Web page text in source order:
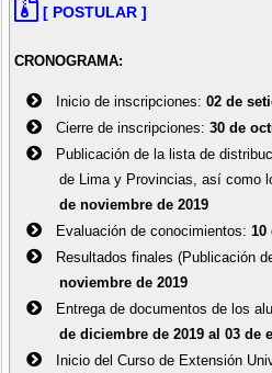
✓ Ingeniería de Minas
✓ Ingeniería Metalúrgica
Supervisión de Electricidad
✓ Ingeniería Civil
✓ Ingeniería Eléctrica
✓ Ingeniería Electromecánica
✓ Ingeniería en Energía
✓ Ingeniería Industrial
✓ Ingeniería Mecánica Eléctrica
✓ Ingeniería de Energías Renovables
Supervisión de Gas Natural
[ POSTULAR ]
CRONOGRAMA:
Inicio de inscripciones:02 de
Cierre de inscripciones:30 de
Publicación de la lista de
de Lima y Provincias, así como
de noviembre​ de 2019
Evaluación de conocimientos:10
Resultados finales (Publicación
noviembre de 2019
Entrega de documentos de los
de diciembre de 2019 al 03 de
Inicio del Curso de Extensión